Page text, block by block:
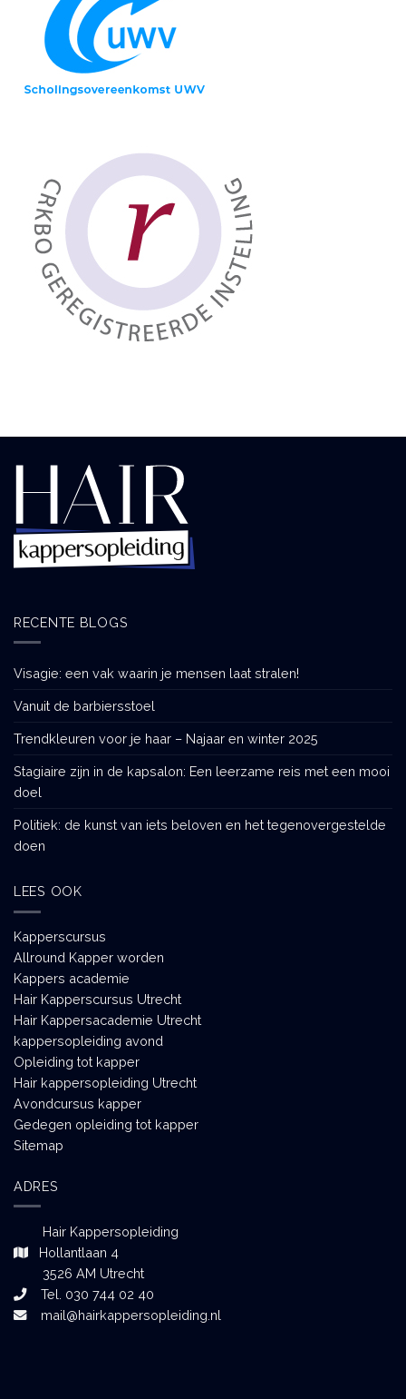
RECENTE BLOGS
Visagie: een vak waarin je mensen laat stralen!
Vanuit de barbiersstoel
Trendkleuren voor je haar – Najaar en winter 2025
Stagiaire zijn in de kapsalon: Een leerzame reis met een mooi
doel
Politiek: de kunst van iets beloven en het tegenovergestelde
doen
LEES OOK
Kapperscursus
Allround Kapper worden
Kappers academie
Hair Kapperscursus Utrecht
Hair Kappersacademie Utrecht
kappersopleiding avond
Opleiding tot kapper
Hair kappersopleiding Utrecht
Avondcursus kapper
Gedegen opleiding tot kapper
Sitemap
ADRES
Hair Kappersopleiding
Hollantlaan 4
3526 AM Utrecht
Tel. 030 744 02 40
mail@hairkappersopleiding.nl